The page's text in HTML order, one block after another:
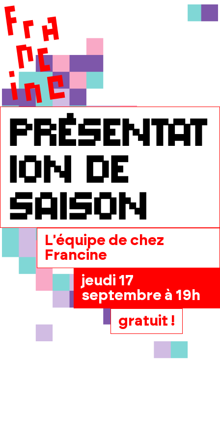
présentat
ion de
saison
L'équipe de chez
Francine
jeudi 17
septembre à 19h
gratuit !